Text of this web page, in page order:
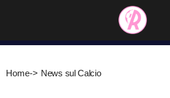
contenuto
Home-> News sul Calcio